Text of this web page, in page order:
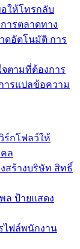
ให้โทรกลับ
ารตลาดทาง
าดอัตโนมัติ การ
ตามที่ต้องการ
ารแปลข้อความ
ร์กโฟลว์ให้
ล
สร้างบริษัท สิทธิ์
ล ป้ายแสดง
ไฟล์พนักงาน